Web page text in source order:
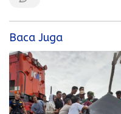
Baca Juga